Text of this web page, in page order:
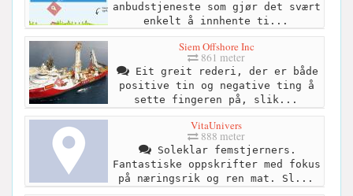
anbudstjeneste som gjør det svært
enkelt å innhente ti...
Siem Offshore Inc
861 meter
Eit greit rederi, der er både
positive tin og negative ting å
sette fingeren på, slik...
VitaUnivers
888 meter
Soleklar femstjerners.
Fantastiske oppskrifter med fokus
på næringsrik og ren mat. Sl...